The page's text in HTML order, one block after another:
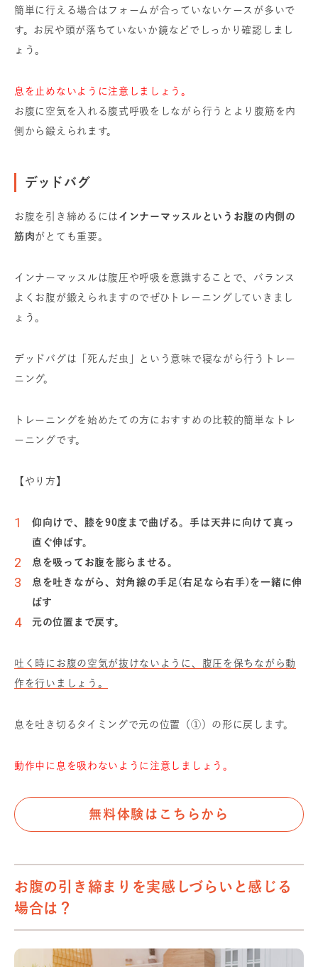
簡単に行える場合はフォームが合っていないケースが多いで
す。
お尻や頭が落ちていないか鏡などでしっかり確認しまし
ょう。
息を止めないように注意しましょう。
お腹に空気を入れる腹式呼吸をしながら行うとより腹筋を内
側から鍛えられます。
デッドバグ
お腹を引き締めるには インナーマッスルというお腹の内側の
筋肉がとても重要。
インナーマッスルは腹圧や呼吸を意識することで、バランス
よくお腹が鍛えられますのでぜひトレーニングしていきまし
ょう。
デッドバグは「死んだ虫」という意味で寝ながら行うトレー
ニング。
トレーニングを始めたての方におすすめの比較的簡単なトレ
ーニングです。
【やり方】
仰向けで、膝を90度まで曲げる。手は天井に向けて真っ
直ぐ伸ばす。
息を吸ってお腹を膨らませる。
息を吐きながら、対角線の手足(右足なら右手)を一緒に伸
ばす
元の位置まで戻す。
吐く時にお腹の空気が抜けないように、腹圧を保ちながら動
作を行いましょう。
息を吐き切るタイミングで元の位置（①）の形に戻します。
動作中に息を吸わないように注意しましょう。
無料体験はこちらから
お腹の引き締まりを実感しづらいと感じる
場合は？